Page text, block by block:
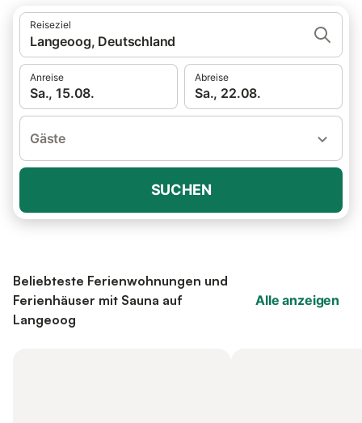
Reiseziel
Langeoog, Deutschland
Anreise
Sa., 15.08.
Abreise
Sa., 22.08.
Gäste
SUCHEN
Beliebteste Ferienwohnungen und
Ferienhäuser mit Sauna auf
Langeoog
Alle anzeigen